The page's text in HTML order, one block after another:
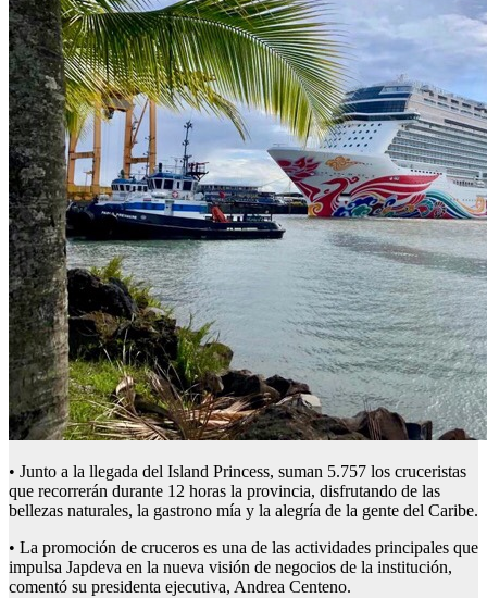
• Junto a la llegada del Island Princess, suman 5.757 los cruceristas
que recorrerán durante 12 horas la provincia, disfrutando de las
bellezas naturales, la gastrono mía y la alegría de la gente del Caribe.
• La promoción de cruceros es una de las actividades principales que
impulsa Japdeva en la nueva visión de negocios de la institución,
comentó su presidenta ejecutiva, Andrea Centeno.